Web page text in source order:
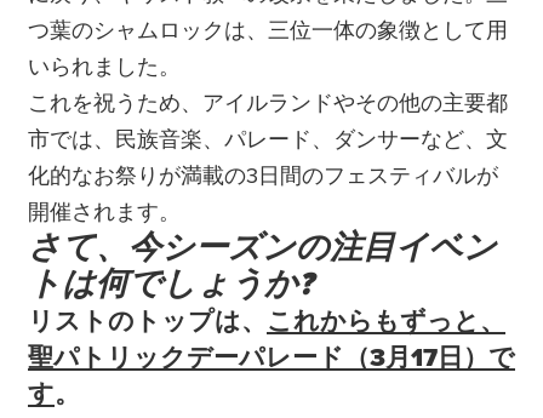
つ葉のシャムロックは、三位一体の象徴として用
いられました。
これを祝うため、アイルランドやその他の主要都
市では、民族音楽、パレード、ダンサーなど、文
化的なお祭りが満載の3日間のフェスティバルが
開催されます。
さて、今シーズンの注目イベン
トは何でしょうか?
リストのトップは、 これからもずっと、
聖パトリックデーパレード（3月17日）で
す。